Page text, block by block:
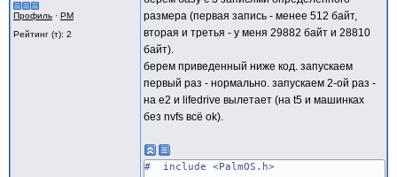
Профиль · PM
Рейтинг (т): 2
размера (первая запись - менее 512 байт,
вторая и третья - у меня 29882 байт и 28810
байт).
берем приведенный ниже код. запускаем
первый раз - нормально. запускаем 2-ой раз -
на e2 и lifedrive вылетает (на t5 и машинках
без nvfs всё ok).
# include <PalmOS.h>